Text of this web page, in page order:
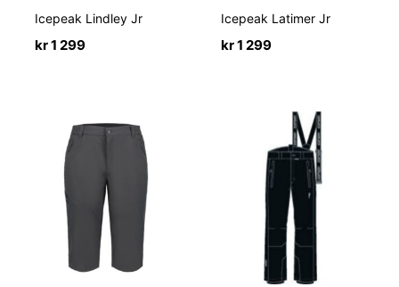
Icepeak Lindley Jr
kr1 299
Icepeak Latimer Jr
kr1 299